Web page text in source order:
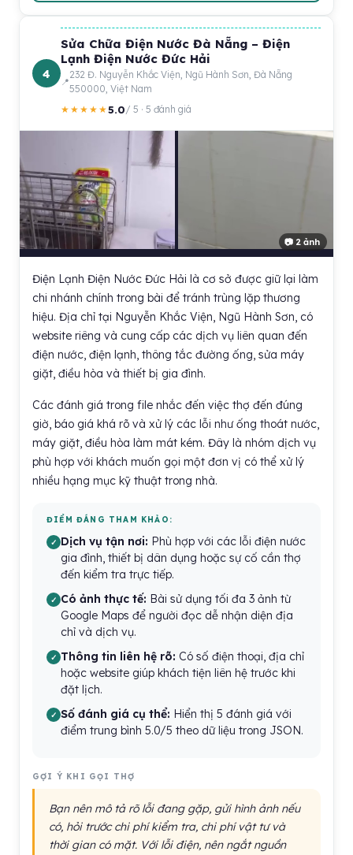
4
Sửa Chữa Điện Nước Đà Nẵng – Điện
Lạnh Điện Nước Đức Hải
232 Đ. Nguyễn Khắc Viện, Ngũ Hành Sơn, Đà Nẵng
550000, Việt Nam
★★★★★5.0/ 5 · 5 đánh giá
📷 2 ảnh
Điện Lạnh Điện Nước Đức Hải là cơ sở được giữ lại làm
chi nhánh chính trong bài để tránh trùng lặp thương
hiệu. Địa chỉ tại Nguyễn Khắc Viện, Ngũ Hành Sơn, có
website riêng và cung cấp các dịch vụ liên quan đến
điện nước, điện lạnh, thông tắc đường ống, sửa máy
giặt, điều hòa và thiết bị gia đình.
Các đánh giá trong file nhắc đến việc thợ đến đúng
giờ, báo giá khá rõ và xử lý các lỗi như ống thoát nước,
máy giặt, điều hòa làm mát kém. Đây là nhóm dịch vụ
phù hợp với khách muốn gọi một đơn vị có thể xử lý
nhiều hạng mục kỹ thuật trong nhà.
ĐIỂM ĐÁNG THAM KHẢO:
Dịch vụ tận nơi: Phù hợp với các lỗi điện nước
gia đình, thiết bị dân dụng hoặc sự cố cần thợ
đến kiểm tra trực tiếp.
Có ảnh thực tế: Bài sử dụng tối đa 3 ảnh từ
Google Maps để người đọc dễ nhận diện địa
chỉ và dịch vụ.
Thông tin liên hệ rõ: Có số điện thoại, địa chỉ
hoặc website giúp khách tiện liên hệ trước khi
đặt lịch.
Số đánh giá cụ thể: Hiển thị 5 đánh giá với
điểm trung bình 5.0/5 theo dữ liệu trong JSON.
GỢI Ý KHI GỌI THỢ
Bạn nên mô tả rõ lỗi đang gặp, gửi hình ảnh nếu
có, hỏi trước chi phí kiểm tra, chi phí vật tư và
thời gian có mặt. Với lỗi điện, nên ngắt nguồn